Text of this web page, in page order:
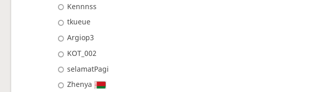
Kennnss
tkueue
Argiop3
KOT_002
selamatPagi
Zhenya